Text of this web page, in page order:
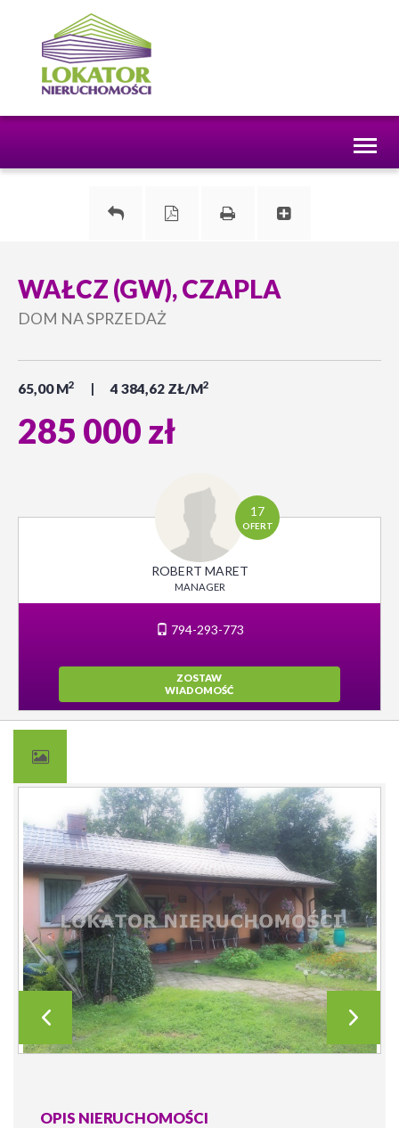
WAŁCZ (GW), CZAPLA
DOM NA SPRZEDAŻ
65,00 M2 4 384,62 ZŁ/M2
285 000 zł
17
OFERT
ROBERT MARET
MANAGER
794-293-773
ZOSTAW
WIADOMOŚĆ
OPIS NIERUCHOMOŚCI